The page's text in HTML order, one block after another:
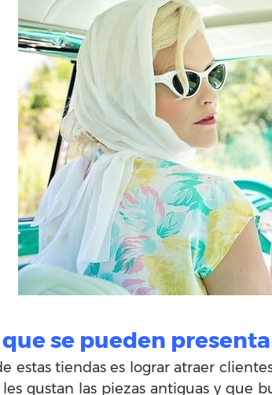
se pueden
estas tiendas es lograr atraer
gustan las piezas antiguas y que